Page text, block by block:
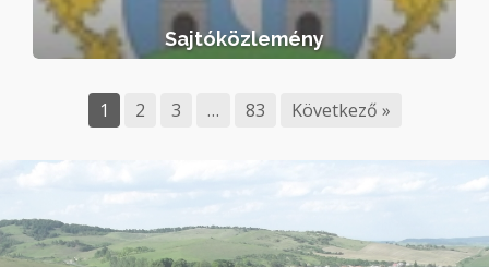
Sajtóközlemény
1 2 3 … 83 Következő »